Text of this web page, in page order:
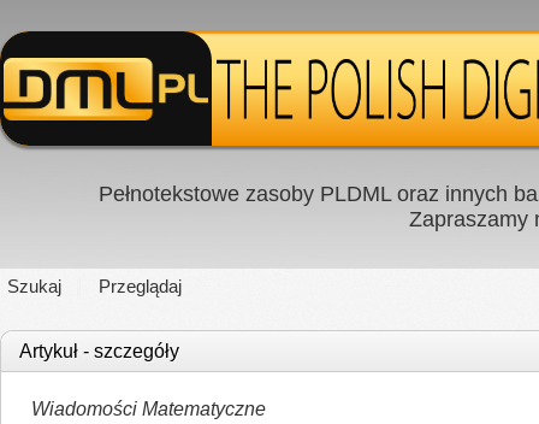
Pełnotekstowe zasoby PLDML oraz innych
Zapraszamy
Szukaj Przeglądaj
Artykuł - szczegóły
Wiadomości Matematyczne